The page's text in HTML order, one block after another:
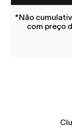
*Não
com preço